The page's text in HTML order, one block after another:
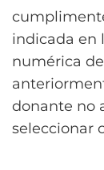
indicada en
numérica
donante no
seleccionar